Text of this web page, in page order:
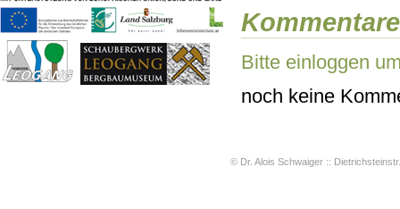
Kommentare
Bitte einloggen
noch keine
© Dr. Alois Schwaiger ::